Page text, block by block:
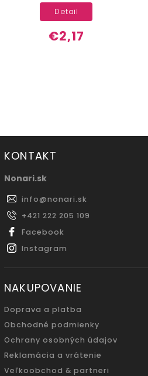
€2,17
Detail
KONTAKT
Nonari.sk
info@nonari.sk
+421 222 205 109
Facebook
Instagram
NAKUPOVANIE
Doprava a platba
Obchodné podmienky
Ochrany osobných údajov
Reklamácia a vrátenie
Veľkoobchod & partneri